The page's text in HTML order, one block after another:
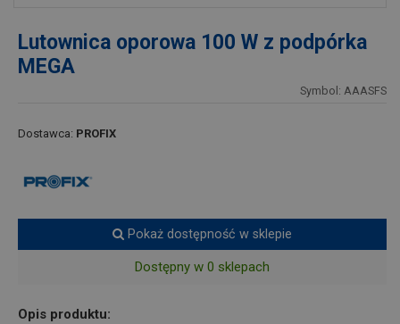
Lutownica oporowa 100 W z podpórka
MEGA
Symbol: AAASFS
Dostawca: PROFIX
Pokaż dostępność w sklepie
Dostępny w 0 sklepach
Opis produktu: